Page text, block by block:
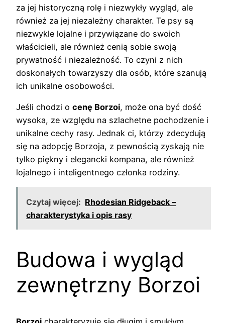
za jej historyczną rolę i niezwykły wygląd, ale
również za jej niezależny charakter. Te psy są
niezwykle lojalne i przywiązane do swoich
właścicieli, ale również cenią sobie swoją
prywatność i niezależność. To czyni z nich
doskonałych towarzyszy dla osób, które szanują
ich unikalne osobowości.
Jeśli chodzi o cenę Borzoi, może ona być dość
wysoka, ze względu na szlachetne pochodzenie i
unikalne cechy rasy. Jednak ci, którzy zdecydują
się na adopcję Borzoja, z pewnością zyskają nie
tylko piękny i elegancki kompana, ale również
lojalnego i inteligentnego członka rodziny.
Czytaj więcej: Rhodesian Ridgeback –
charakterystyka i opis rasy
Budowa i wygląd
zewnętrzny Borzoi